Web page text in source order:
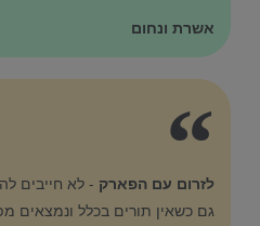
אשרת ונחום
לזרום עם הפארק - לא חייבים
גם כשאין תורים בכלל ונמצאים